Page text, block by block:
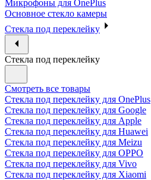
Микрофоны для OnePlus
Основное стекло камеры
Стекла под переклейку
Стекла под переклейку
Смотреть все товары
Стекла под переклейку для OnePlus
Стекла под переклейку для Google
Стекла под переклейку для Apple
Стекла под переклейку для Huawei
Стекла под переклейку для Meizu
Стекла под переклейку для OPPO
Стекла под переклейку для Vivo
Стекла под переклейку для Xiaomi